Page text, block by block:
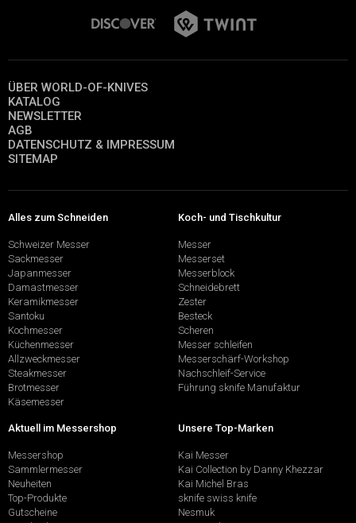
ÜBER WORLD-OF-KNIVES
KATALOG
NEWSLETTER
AGB
DATENSCHUTZ & IMPRESSUM
SITEMAP
Alles zum Schneiden
Schweizer Messer
Sackmesser
Japanmesser
Damastmesser
Keramikmesser
Santoku
Kochmesser
Küchenmesser
Allzweckmesser
Steakmesser
Brotmesser
Käsemesser
Koch- und Tischkultur
Messer
Messerset
Messerblock
Schneidebrett
Zester
Besteck
Scheren
Messer schleifen
Messerschärf-Workshop
Nachschleif-Service
Führung sknife Manufaktur
Aktuell im Messershop
Messershop
Sammlermesser
Neuheiten
Top-Produkte
Gutscheine
Unsere Top-Marken
Kai Messer
Kai Collection by Danny Khezzar
Kai Michel Bras
sknife swiss knife
Nesmuk